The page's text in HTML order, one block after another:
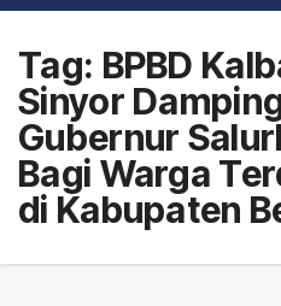
Tag: BPBD
Sinyor
Gubernur
Bagi Warga
di Kabupaten